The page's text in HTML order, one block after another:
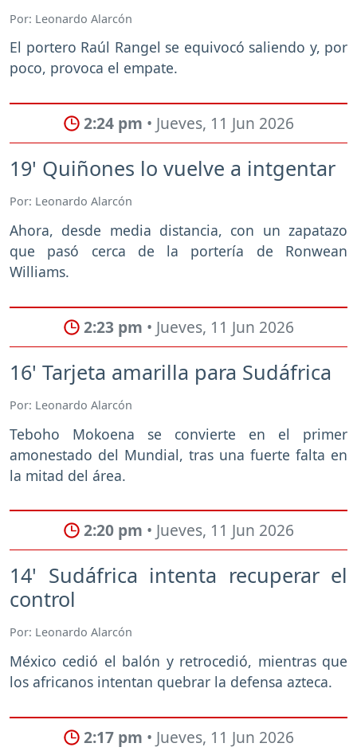
Por: Leonardo Alarcón
El portero Raúl Rangel se equivocó saliendo y, por
poco, provoca el empate.
2:24 pm • Jueves, 11 Jun 2026
19' Quiñones lo vuelve a intgentar
Por: Leonardo Alarcón
Ahora, desde media distancia, con un zapatazo
que pasó cerca de la portería de Ronwean
Williams.
2:23 pm • Jueves, 11 Jun 2026
16' Tarjeta amarilla para Sudáfrica
Por: Leonardo Alarcón
Teboho Mokoena se convierte en el primer
amonestado del Mundial, tras una fuerte falta en
la mitad del área.
2:20 pm • Jueves, 11 Jun 2026
14' Sudáfrica intenta recuperar el
control
Por: Leonardo Alarcón
México cedió el balón y retrocedió, mientras que
los africanos intentan quebrar la defensa azteca.
2:17 pm • Jueves, 11 Jun 2026